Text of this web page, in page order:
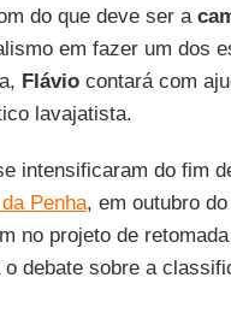
do que deve ser a
em fazer um dos
Fláviocontará com
lavajatista.
intensificaram do fim
Penha, em outubro
no projeto de
debate sobre a